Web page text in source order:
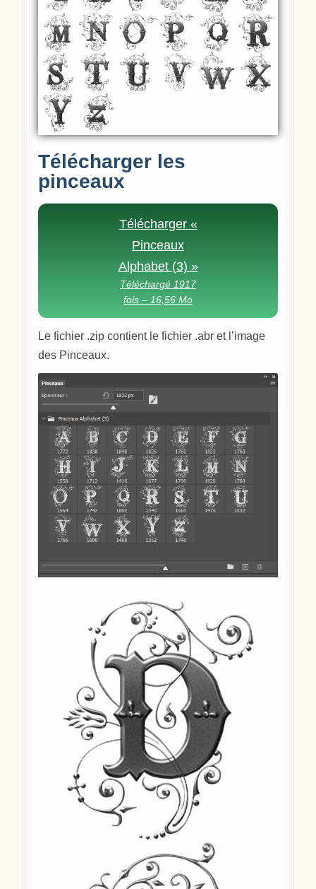
Télécharger les
pinceaux
Télécharger «
Pinceaux
Alphabet (3) »
Téléchargé 1917
fois – 16,56 Mo
Le fichier .zip contient le fichier .abr et l’image
des Pinceaux.